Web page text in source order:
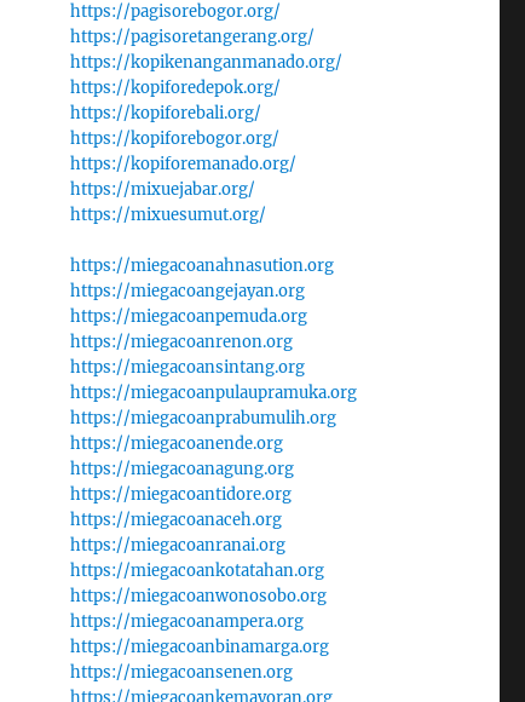
https://pagisorebogor.org/
https://pagisoretangerang.org/
https://kopikenanganmanado.org/
https://kopiforedepok.org/
https://kopiforebali.org/
https://kopiforebogor.org/
https://kopiforemanado.org/
https://mixuejabar.org/
https://mixuesumut.org/
https://miegacoanahnasution.org
https://miegacoangejayan.org
https://miegacoanpemuda.org
https://miegacoanrenon.org
https://miegacoansintang.org
https://miegacoanpulaupramuka.org
https://miegacoanprabumulih.org
https://miegacoanende.org
https://miegacoanagung.org
https://miegacoantidore.org
https://miegacoanaceh.org
https://miegacoanranai.org
https://miegacoankotatahan.org
https://miegacoanwonosobo.org
https://miegacoanampera.org
https://miegacoanbinamarga.org
https://miegacoansenen.org
https://miegacoankemayoran.org